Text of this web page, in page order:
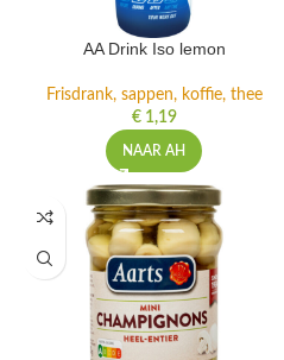
AA Drink Iso lemon
Frisdrank, sappen, koffie, thee
€1,19
NAAR AH